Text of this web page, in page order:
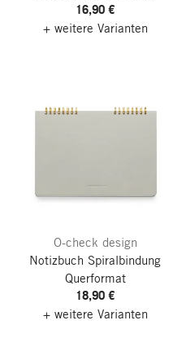
16,90 €
+ weitere Varianten
O-check design
Notizbuch Spiralbindung
Querformat
18,90 €
+ weitere Varianten